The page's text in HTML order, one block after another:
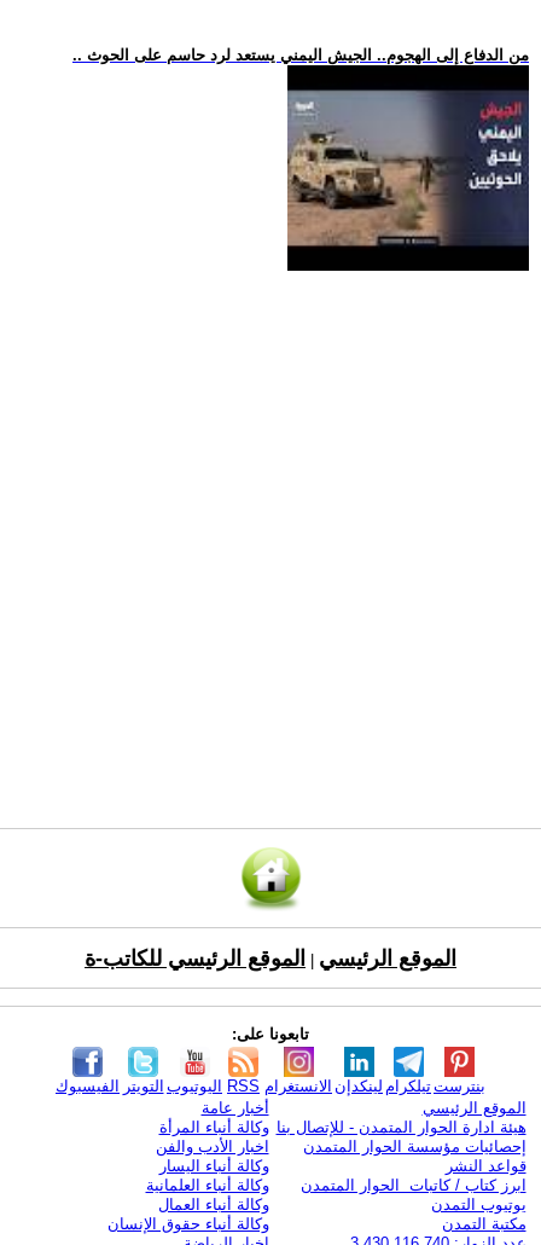
.. من الدفاع إلى الهجوم.. الجيش اليمني يستعد لرد حاسم على الحوث
الموقع الرئيسي الموقع الرئيسي للكاتب-ة
تابعونا على:
الفيسبوك التويتر اليوتيوب RSS الانستغرام لينكدإن تيلكرامبنترست
الموقع الرئيسي
هيئة ادارة الحوار المتمدن - للإتصال بنا
إحصائيات مؤسسة الحوار المتمدن
قواعد النشر
ابرز كتاب / كاتبات الحوار المتمدن
يوتيوب التمدن
مكتبة التمدن
أخبار عامة
وكالة أنباء المرأة
اخبار الأدب والفن
وكالة أنباء اليسار
وكالة أنباء العلمانية
وكالة أنباء العمال
وكالة أنباء حقوق الإنسان